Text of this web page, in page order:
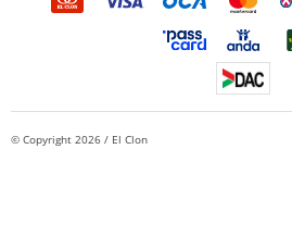
© Copyright 2026 / El Clon